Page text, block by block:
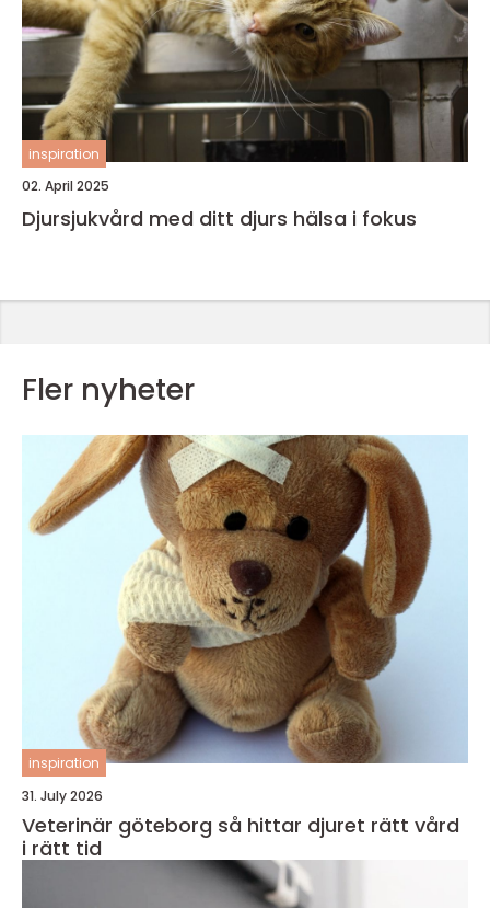
inspiration
02. April 2025
Djursjukvård med ditt djurs hälsa i fokus
Fler nyheter
inspiration
31. July 2026
Veterinär göteborg så hittar djuret rätt vård
i rätt tid